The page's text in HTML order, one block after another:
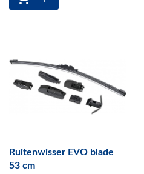
Ruitenwisser EVO blade
53 cm